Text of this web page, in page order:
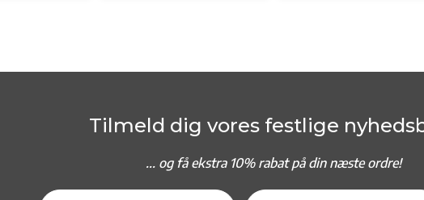
Tilmeld dig vores festlige
... og få ekstra 10% rabat på din næste ordre!